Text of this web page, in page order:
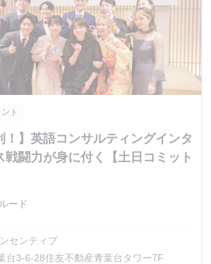
ト
！】英語コンサルティングインタ
戦闘力が身に付く【土日コミット
ード
センティブ
台3-6-28住友不動産青葉台タワー7F